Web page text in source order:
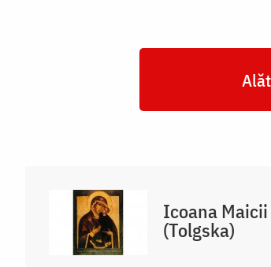
Icoana
(Tolgska)